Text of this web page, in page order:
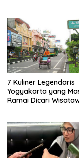
7 Kuliner Legendaris
Yogyakarta yang
Ramai Dicari